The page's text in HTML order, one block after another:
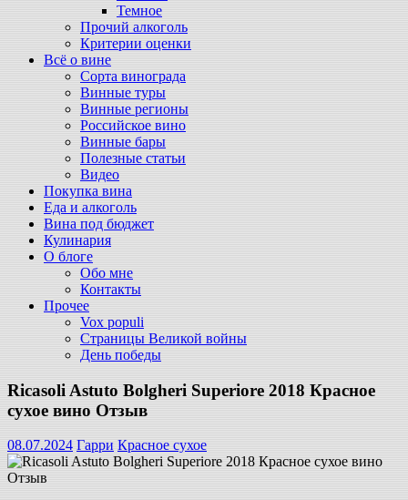
Темное
Прочий алкоголь
Критерии оценки
Всё о вине
Сорта винограда
Винные туры
Винные регионы
Российское вино
Винные бары
Полезные статьи
Видео
Покупка вина
Еда и алкоголь
Вина под бюджет
Кулинария
О блоге
Обо мне
Контакты
Прочее
Vox populi
Страницы Великой войны
День победы
Ricasoli Astuto Bolgheri Superiore 2018 Красное
сухое вино Отзыв
08.07.2024 Гарри Красное сухое